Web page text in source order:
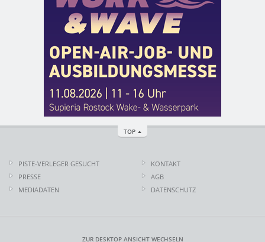
TOP
PISTE-VERLEGER GESUCHT
PRESSE
MEDIADATEN
KONTAKT
AGB
DATENSCHUTZ
ZUR DESKTOP ANSICHT WECHSELN